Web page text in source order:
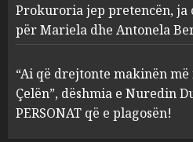
4
çfarë
Berishën
MARCH 25,
Prokuroria jep pretencën,
për Mariela dhe Antonela
“Ai që drejtonte makinën
Çelën”, dëshmia e Nuredin
PERSONAT që e plagosën!